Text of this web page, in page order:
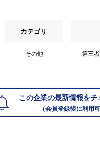
カテゴリ
その他 第三
この企業の最新情報をチ
（会員登録後に利用可